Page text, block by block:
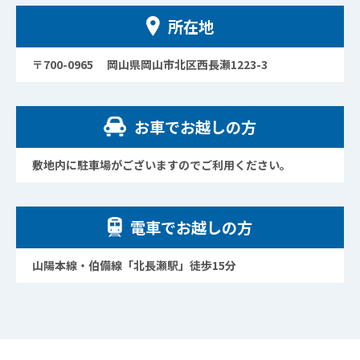
所在地
〒700-0965 岡山県岡山市北区西長瀬1223-3
お車でお越しの方
敷地内に駐車場がございますのでご利用ください。
電車でお越しの方
山陽本線・伯備線「北長瀬駅」徒歩15分